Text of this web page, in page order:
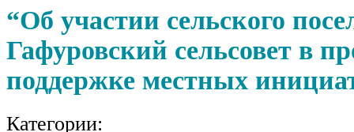
“Об участии сельского
Гафуровский сельсовет в
поддержке местных
Категории: